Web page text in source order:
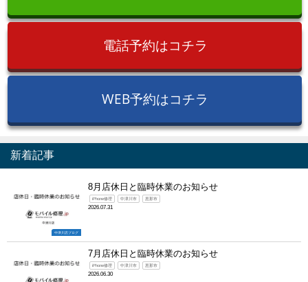
電話予約はコチラ
WEB予約はコチラ
新着記事
中津川店ブログ
8月店休日と臨時休業のお知らせ
iPhone修理 中津川市 恵那市
2026.07.31
7月店休日と臨時休業のお知らせ
iPhone修理 中津川市 恵那市
2026.06.30